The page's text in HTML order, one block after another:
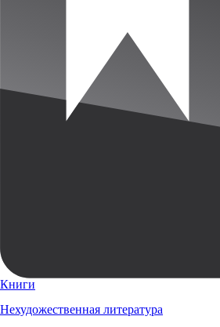
Книги
Нехудожественная литература